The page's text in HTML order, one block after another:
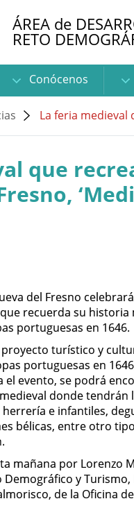
ÁREA de
RETO
Conócenos
La feria medieval
que
del Fresno
recuerda su
portuguesas en 1646.
turístico y
portuguesas en
el evento, se podrá
donde
e infantiles,
bélicas, entre otro
mañana por Lorenzo
y
de la Oficina